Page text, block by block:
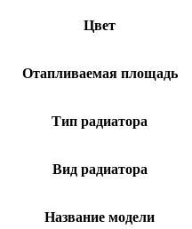
Цвет
Отапливаемая площадь
Тип радиатора
Вид радиатора
Название модели